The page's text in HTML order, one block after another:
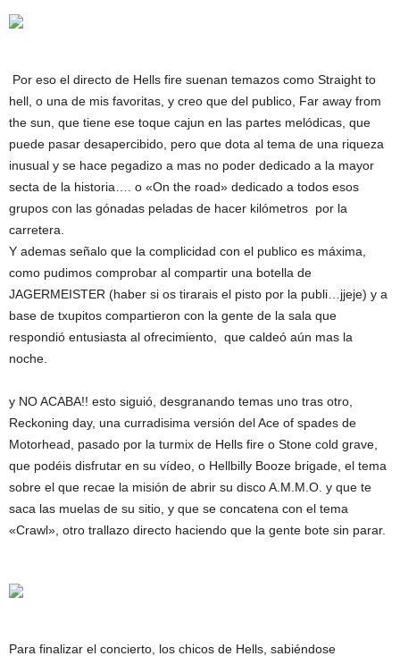
Por eso el directo de Hells fire suenan temazos como Straight to
hell, o una de mis favoritas, y creo que del publico, Far away from
the sun, que tiene ese toque cajun en las partes melódicas, que
puede pasar desapercibido, pero que dota al tema de una riqueza
inusual y se hace pegadizo a mas no poder dedicado a la mayor
secta de la historia…. o «On the road» dedicado a todos esos
grupos con las gónadas peladas de hacer kilómetros por la
carretera.
Y ademas señalo que la complicidad con el publico es máxima,
como pudimos comprobar al compartir una botella de
JAGERMEISTER (haber si os tirarais el pisto por la publi…jjeje) y a
base de txupitos compartieron con la gente de la sala que
respondió entusiasta al ofrecimiento, que caldeó aún mas la
noche.
y NO ACABA!! esto siguió, desgranando temas uno tras otro,
Reckoning day, una curradisima versión del Ace of spades de
Motorhead, pasado por la turmix de Hells fire o Stone cold grave,
que podéis disfrutar en su vídeo, o Hellbilly Booze brigade, el tema
sobre el que recae la misión de abrir su disco A.M.M.O. y que te
saca las muelas de su sitio, y que se concatena con el tema
«Crawl», otro trallazo directo haciendo que la gente bote sin parar.
Para finalizar el concierto, los chicos de Hells, sabiéndose